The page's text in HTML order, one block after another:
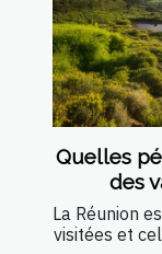
Quelles
des
La Réunion
visitées et